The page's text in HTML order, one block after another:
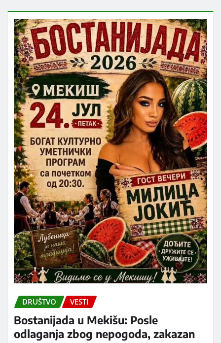
DRUŠTVO VESTI
Bostanijada u Mekišu: Posle
odlaganja zbog nepogoda, zakazan